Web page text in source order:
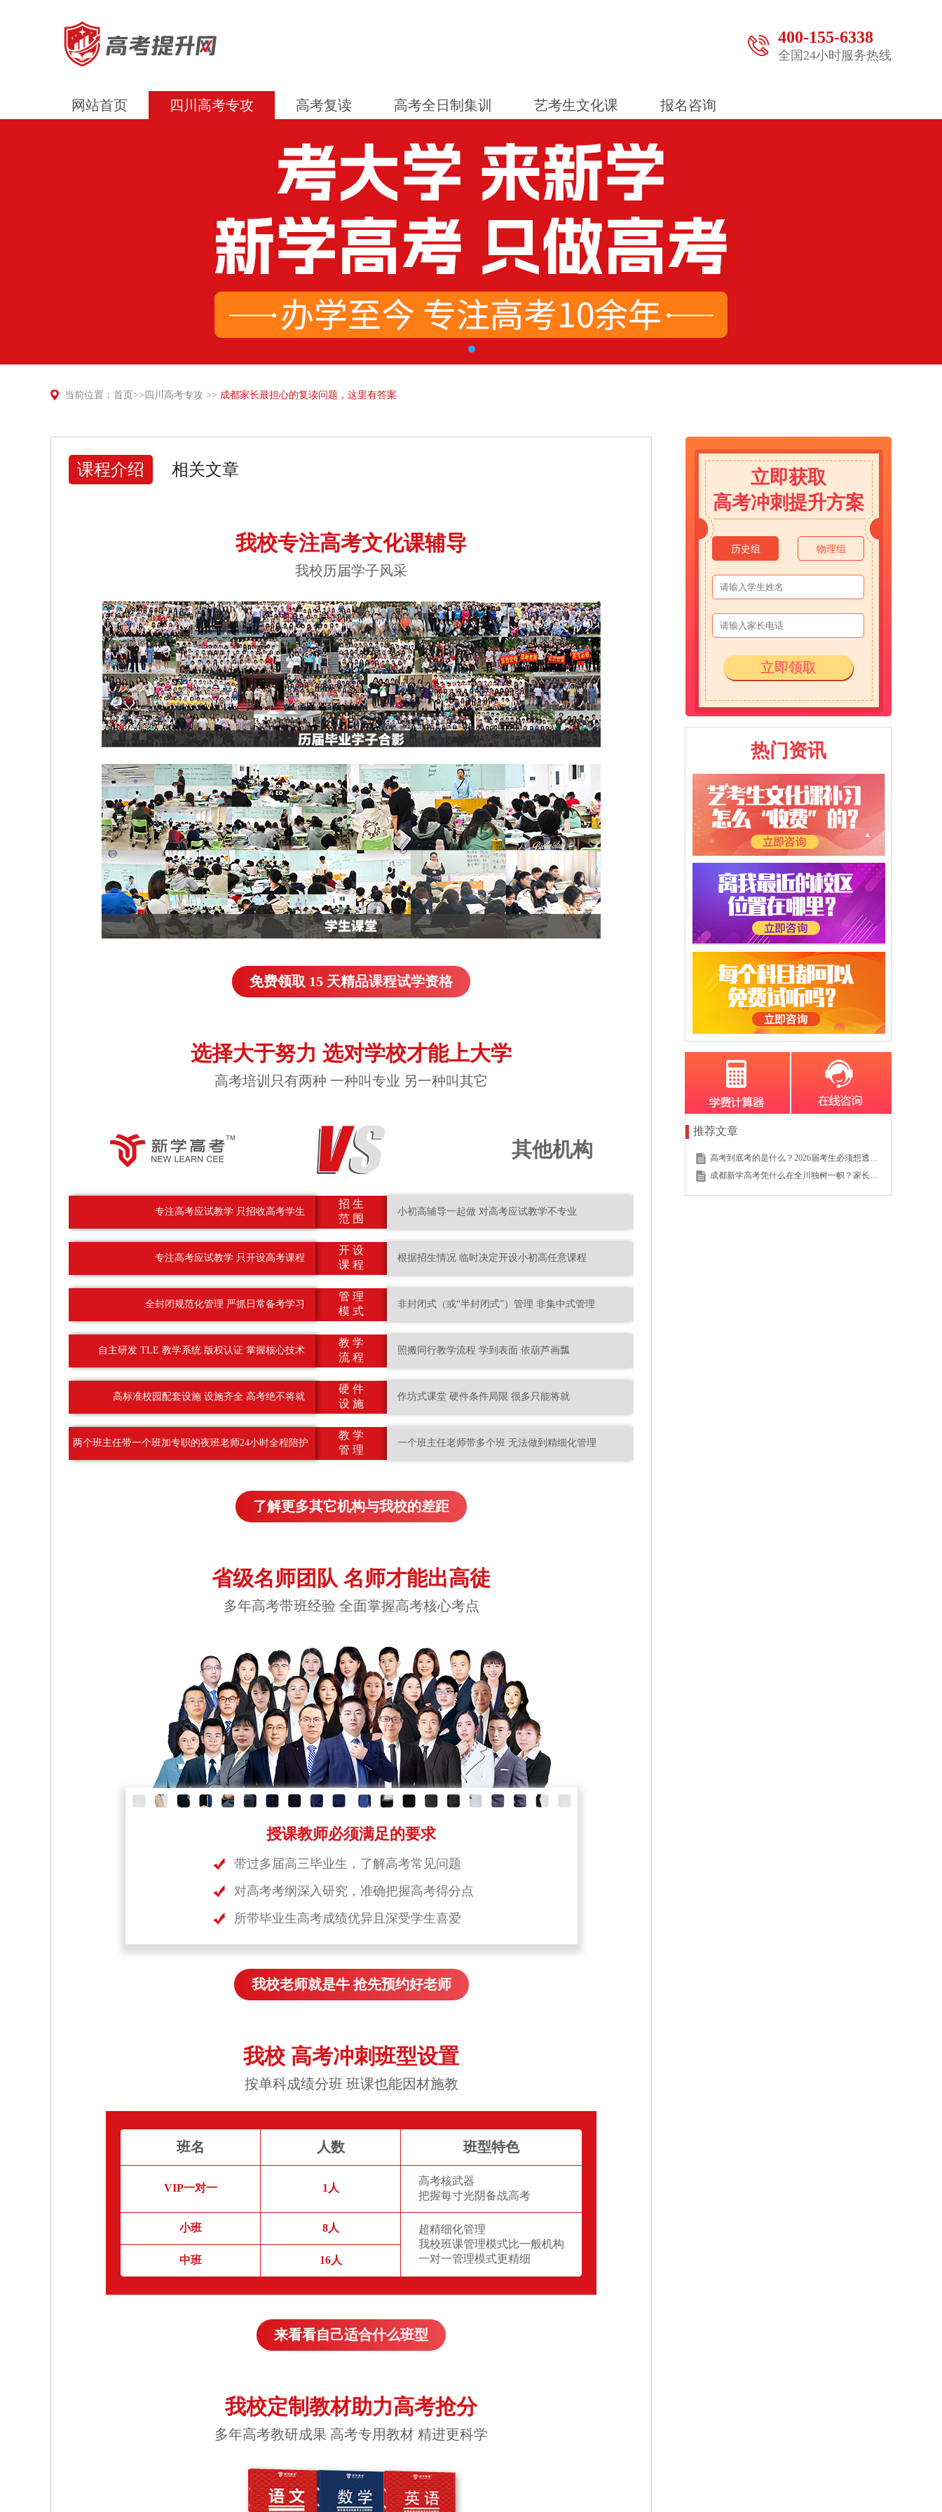
400-155-6338
全国24小时服务热线
网站首页 四川高考专攻 高考复读 高考全日制集训 艺考生文化课 报名咨询
当前位置： 首页 >> 四川高考专攻 >> 成都家长最担心的复读问题，这里有答案
课程介绍 相关文章
我校专注高考文化课辅导
我校历届学子风采
免费领取 15 天精品课程试学资格
选择大于努力 选对学校才能上大学
高考培训只有两种 一种叫专业 另一种叫其它
其他机构
专注高考应试教学 只招收高考学生
专注高考应试教学 只开设高考课程
全封闭规范化管理 严抓日常备考学习
自主研发 TLE 教学系统 版权认证 掌握核心技术
高标准校园配套设施 设施齐全 高考绝不将就
两个班主任带一个班加专职的夜班老师24小时全程陪护
招 生
范 围
开 设
课 程
管 理
模 式
教 学
流 程
硬 件
设 施
教 学
管 理
小初高辅导一起做 对高考应试教学不专业
根据招生情况 临时决定开设小初高任意课程
非封闭式（或“半封闭式”）管理 非集中式管理
照搬同行教学流程 学到表面 依葫芦画瓢
作坊式课堂 硬件条件局限 很多只能将就
一个班主任老师带多个班 无法做到精细化管理
了解更多其它机构与我校的差距
省级名师团队 名师才能出高徒
多年高考带班经验 全面掌握高考核心考点
授课教师必须满足的要求
带过多届高三毕业生，了解高考常见问题
对高考考纲深入研究，准确把握高考得分点
所带毕业生高考成绩优异且深受学生喜爱
我校老师就是牛 抢先预约好老师
我校 高考冲刺班型设置
按单科成绩分班 班课也能因材施教
班名 人数 班型特色
VIP一对一 1人
高考核武器
把握每寸光阴备战高考
小班 8人
超精细化管理
我校班课管理模式比一般机构
一对一管理模式更精细
中班 16人
来看看自己适合什么班型
我校定制教材助力高考抢分
多年高考教研成果 高考专用教材 精进更科学
立即获取
高考冲刺提升方案
历史组 物理组
立即领取
热门资讯
推荐文章
高考到底考的是什么？2026届考生必须想透的这个底层逻辑
成都新学高考凭什么在全川独树一帜？家长的真实选择说明一切